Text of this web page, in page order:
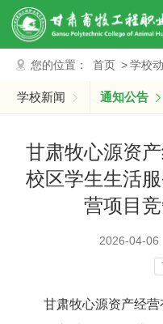
您的位置： 首页 >学校
学校新闻 通知公告
甘肃牧心源资
校区学生生活
营项目
2026-04-06
甘肃牧心源资产经